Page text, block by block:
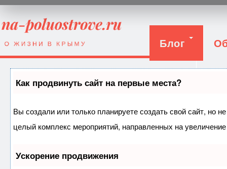
Блог
Вход
Как продвинуть сайт на первые места?
Вы создали или только планируете создать свой сайт, но
целый комплекс мероприятий, направленных на
Ускорение продвижения